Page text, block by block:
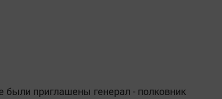
приглашены генерал - полковник